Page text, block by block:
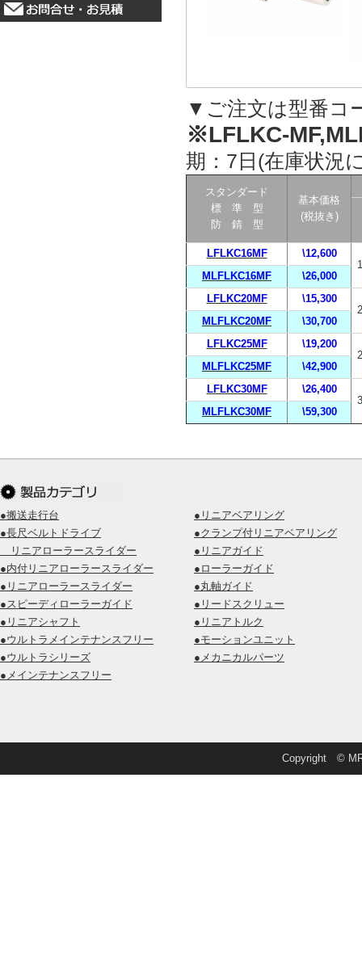
▼ご注文は型番コ
※LFLKC-
期：7日(在庫状況
スタンダード
標 準 型
防 錆 型
基本価格
(税抜き)
LFLKC16MF
\12,600
MLFLKC16MF
\26,000
LFLKC20MF
\15,300
MLFLKC20MF
\30,700
LFLKC25MF
\19,200
MLFLKC25MF
\42,900
LFLKC30MF
\26,400
MLFLKC30MF
\59,300
●搬送走行台
●長尺ベルトドライブ
リニアローラースライダー
●内付リニアローラースライダー
●リニアローラースライダー
●スピーディローラーガイド
●リニアシャフト
●ウルトラメインテナンスフリー
●ウルトラシリーズ
●メインテナンスフリー
●リニアベアリング
●クランプ付リニアベアリング
●リニアガイド
●ローラーガイド
●丸軸ガイド
●リードスクリュー
●リニアトルク
●モーションユニット
●メカニカルパーツ
Copyright ©